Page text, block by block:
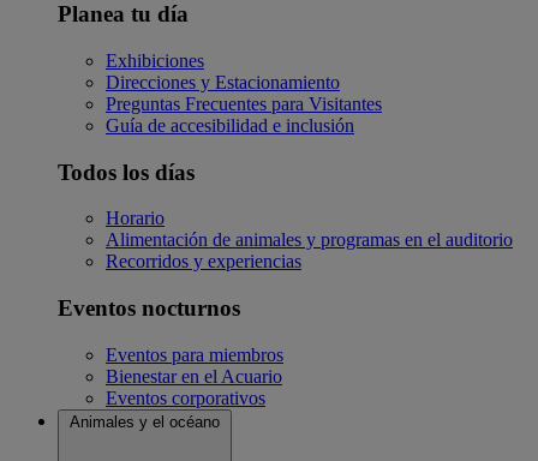
Planea tu día
Exhibiciones
Direcciones y Estacionamiento
Preguntas Frecuentes para Visitantes
Guía de accesibilidad e inclusión
Todos los días
Horario
Alimentación de animales y programas en el auditorio
Recorridos y experiencias
Eventos nocturnos
Eventos para miembros
Bienestar en el Acuario
Eventos corporativos
Animales y el océano